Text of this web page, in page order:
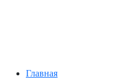
Главная